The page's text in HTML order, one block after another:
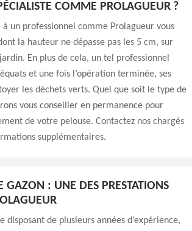
COMME PROLAGUEUR ?
à un professionnel comme Prolagueur vous
la hauteur ne dépasse pas les 5 cm, sur
En plus de cela, un tel professionnel
et une fois l’opération terminée, ses
les déchets verts. Quel que soit le type de
vous conseiller en permanence pour
de votre pelouse. Contactez nos chargés
supplémentaires.
GAZON : UNE DES PRESTATIONS
disposant de plusieurs années d’expérience,